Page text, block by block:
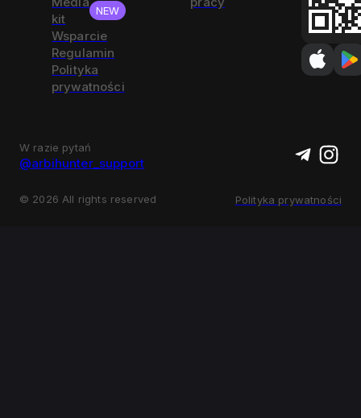
kit
NEW
Wsparcie
Regulamin
Polityka
prywatności
W razie pytań
@arbihunter_support
© 2026 All rights reserved Polityka prywatności